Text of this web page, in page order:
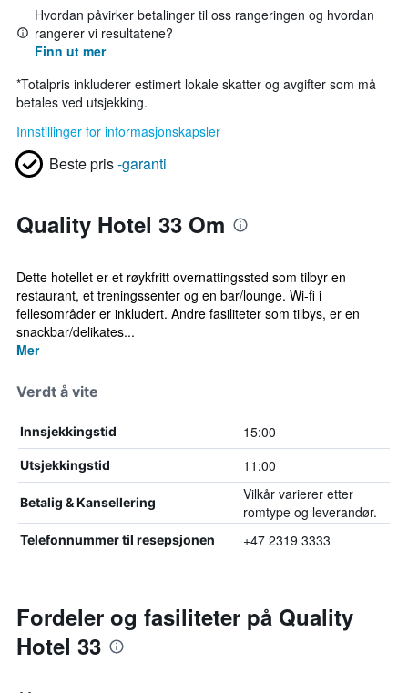
Hvordan påvirker betalinger til oss rangeringen og hvordan
rangerer vi resultatene?
Finn ut mer
*Totalpris inkluderer estimert lokale skatter og avgifter som må
betales ved utsjekking.
Innstillinger for informasjonskapsler
Beste pris-garanti
Quality Hotel 33 Om
Dette hotellet er et røykfritt overnattingssted som tilbyr en
restaurant, et treningssenter og en bar/lounge. Wi-fi i
fellesområder er inkludert. Andre fasiliteter som tilbys, er en
snackbar/delikates...
Mer
Verdt å vite
Innsjekkingstid 15:00
Utsjekkingstid 11:00
Betalig & Kansellering
Vilkår varierer etter
romtype og leverandør.
Telefonnummer til resepsjonen +47 2319 3333
Fordeler og fasiliteter på Quality
Hotel 33